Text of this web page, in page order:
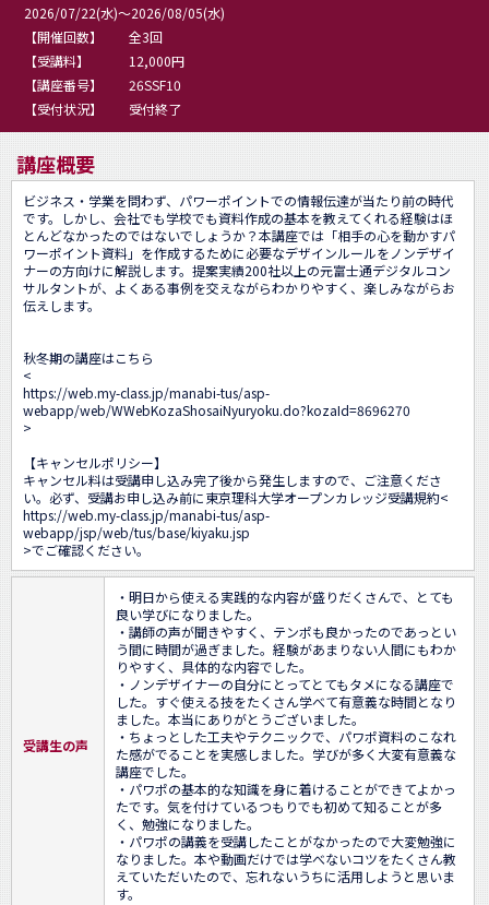
2026/07/22(水)～2026/08/05(水)
【開催回数】
全3回
【受講料】
12,000円
【講座番号】
26SSF10
【受付状況】
受付終了
講座概要
ビジネス・学業を問わず、パワーポイントでの情報伝達が当たり前の時代
です。しかし、会社でも学校でも資料作成の基本を教えてくれる経験はほ
とんどなかったのではないでしょうか？本講座では「相手の心を動かすパ
ワーポイント資料」を作成するために必要なデザインルールをノンデザイ
ナーの方向けに解説します。提案実績200社以上の元富士通デジタルコン
サルタントが、よくある事例を交えながらわかりやすく、楽しみながらお
伝えします。
秋冬期の講座はこちら
<
https://web.my-class.jp/manabi-tus/asp-
webapp/web/WWebKozaShosaiNyuryoku.do?kozaId=8696270
>
【キャンセルポリシー】
キャンセル料は受講申し込み完了後から発生しますので、ご注意くださ
い。必ず、受講お申し込み前に東京理科大学オープンカレッジ受講規約<
https://web.my-class.jp/manabi-tus/asp-
webapp/jsp/web/tus/base/kiyaku.jsp
>でご確認ください。
受講生の声
・明日から使える実践的な内容が盛りだくさんで、とても
良い学びになりました。
・講師の声が聞きやすく、テンポも良かったのであっとい
う間に時間が過ぎました。経験があまりない人間にもわか
りやすく、具体的な内容でした。
・ノンデザイナーの自分にとってとてもタメになる講座で
した。すぐ使える技をたくさん学べて有意義な時間となり
ました。本当にありがとうございました。
・ちょっとした工夫やテクニックで、パワポ資料のこなれ
た感がでることを実感しました。学びが多く大変有意義な
講座でした。
・パワポの基本的な知識を身に着けることができてよかっ
たです。気を付けているつもりでも初めて知ることが多
く、勉強になりました。
・パワポの講義を受講したことがなかったので大変勉強に
なりました。本や動画だけでは学べないコツをたくさん教
えていただいたので、忘れないうちに活用しようと思いま
す。